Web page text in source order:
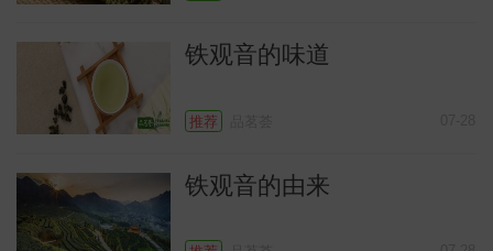
铁观音的味道
推荐
铁观音的由来